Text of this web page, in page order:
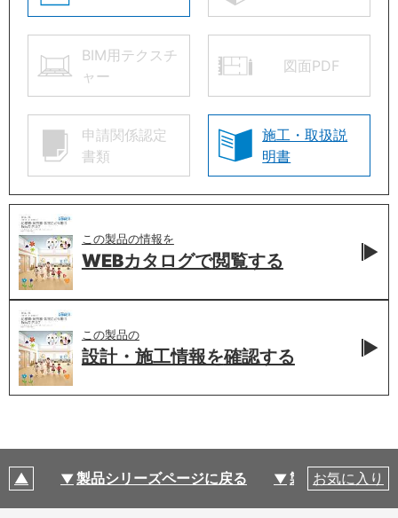
BIM用テクスチ
ャー
図面PDF
申請関係認定
書類
施工・取扱説
明書
この製品の情報を
WEBカタログで閲覧する
この製品の
設計・施工情報を確認する
製品シリーズページに戻る 製品仕様
お気に入り